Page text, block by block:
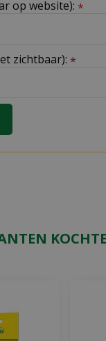
op website): *
zichtbaar): *